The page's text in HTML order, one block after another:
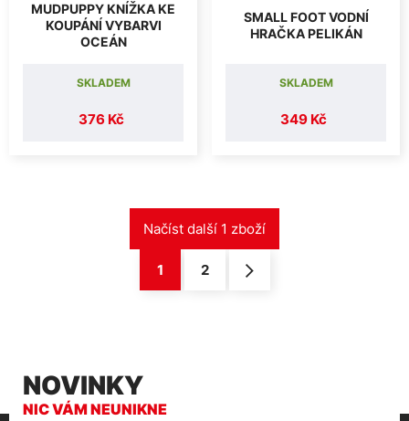
MUDPUPPY KNÍŽKA KE
KOUPÁNÍ VYBARVI
OCEÁN
376 Kč
SKLADEM
SMALL FOOT VODNÍ
HRAČKA PELIKÁN
349 Kč
SKLADEM
1 2
NOVINKY
NIC VÁM NEUNIKNE